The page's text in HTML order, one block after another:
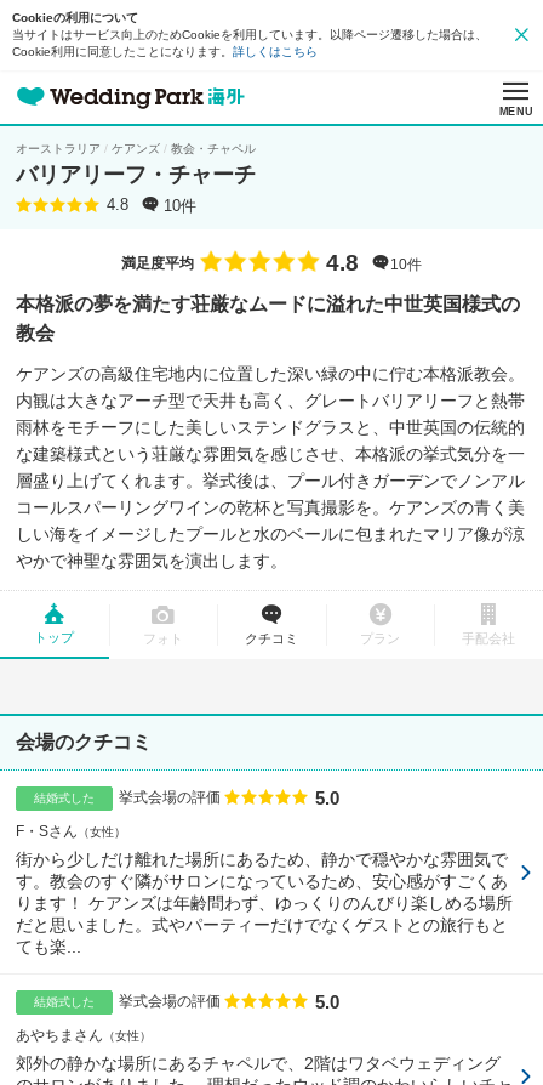
Cookieの利用について
当サイトはサービス向上のためCookieを利用しています。以降ページ遷移した場合は、
Cookie利用に同意したことになります。 詳しくはこちら
MENU
オーストラリア ケアンズ 教会・チャペル
バリアリーフ・チャーチ
4.8 10件
満足度平均 4.8 10件
本格派の夢を満たす荘厳なムードに溢れた中世英国様式の
教会
ケアンズの高級住宅地内に位置した深い緑の中に佇む本格派教会。
内観は大きなアーチ型で天井も高く、グレートバリアリーフと熱帯
雨林をモチーフにした美しいステンドグラスと、中世英国の伝統的
な建築様式という荘厳な雰囲気を感じさせ、本格派の挙式気分を一
層盛り上げてくれます。挙式後は、プール付きガーデンでノンアル
コールスパーリングワインの乾杯と写真撮影を。ケアンズの青く美
しい海をイメージしたプールと水のベールに包まれたマリア像が涼
やかで神聖な雰囲気を演出します。
トップ フォト クチコミ プラン 手配会社
会場のクチコミ
結婚式した 挙式会場の評価 点数
5.0
F・Sさん 女性
街から少しだけ離れた場所にあるため、静かで穏やかな雰囲気で
す。教会のすぐ隣がサロンになっているため、安心感がすごくあ
ります！ ケアンズは年齢問わず、ゆっくりのんびり楽しめる場所
だと思いました。式やパーティーだけでなくゲストとの旅行もと
ても楽...
結婚式した 挙式会場の評価 点数
5.0
あやちまさん 女性
郊外の静かな場所にあるチャペルで、2階はワタベウェディング